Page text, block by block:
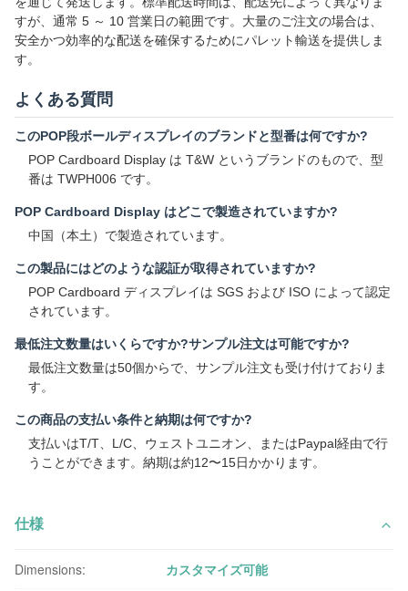
すが、通常 5 ～ 10 営業日の範囲です。大量のご注文の場合は、
安全かつ効率的な配送を確保するためにパレット輸送を提供しま
す。
よくある質問
このPOP段ボールディスプレイのブランドと型番は何ですか?
POP Cardboard Display は T&W というブランドのもので、型
番は TWPH006 です。
POP Cardboard Display はどこで製造されていますか?
中国（本土）で製造されています。
この製品にはどのような認証が取得されていますか?
POP Cardboard ディスプレイは SGS および ISO によって認定
されています。
最低注文数量はいくらですか?サンプル注文は可能ですか?
最低注文数量は50個からで、サンプル注文も受け付けておりま
す。
この商品の支払い条件と納期は何ですか?
支払いはT/T、L/C、ウェストユニオン、またはPaypal経由で行
うことができます。納期は約12〜15日かかります。
仕様
Dimensions: カスタマイズ可能